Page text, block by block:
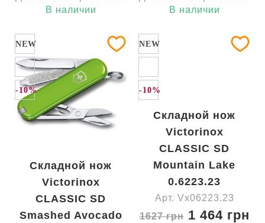
В наличии
В наличии
NEW
-10%
Складной нож
Victorinox
CLASSIC SD
Smashed Avocado
NEW
-10%
Складной нож
Victorinox
CLASSIC SD
Mountain Lake
0.6223.23
Арт. Vx06223.23
1627 грн1 464 грн